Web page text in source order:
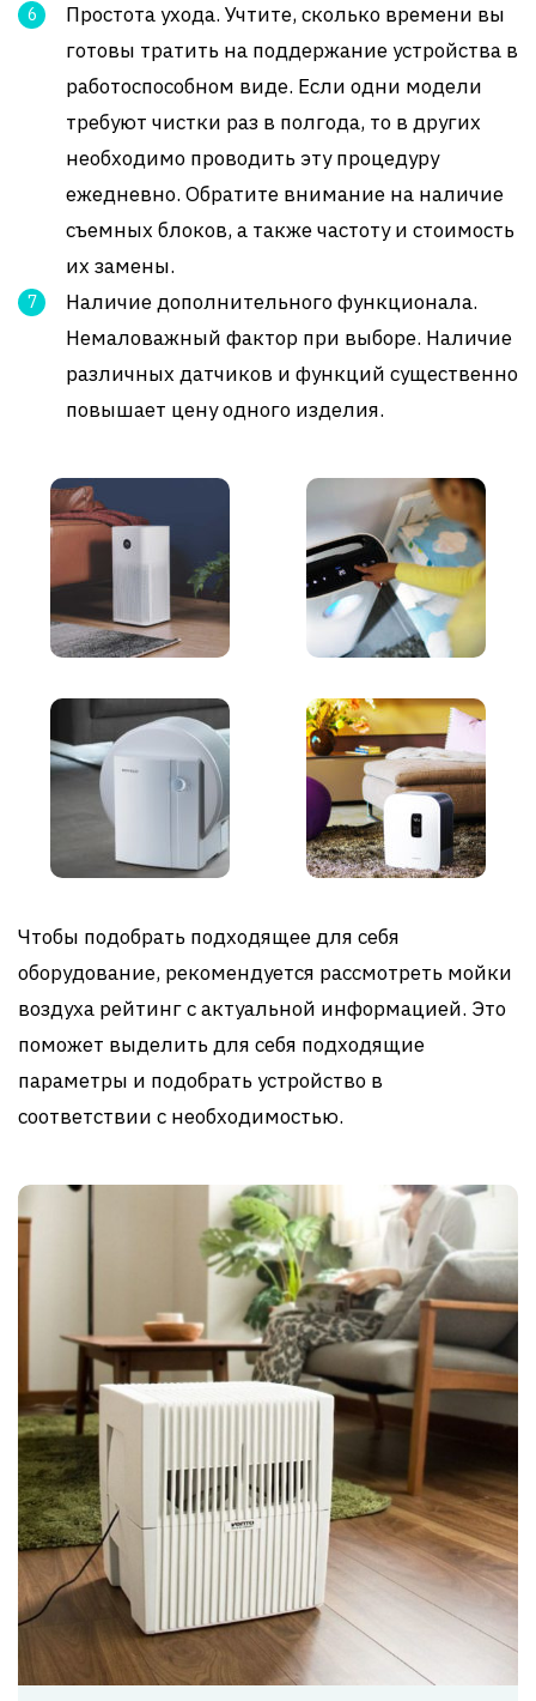
Простота ухода. Учтите, сколько времени вы
готовы тратить на поддержание устройства в
работоспособном виде. Если одни модели
требуют чистки раз в полгода, то в других
необходимо проводить эту процедуру
ежедневно. Обратите внимание на наличие
съемных блоков, а также частоту и стоимость
их замены.
Наличие дополнительного функционала.
Немаловажный фактор при выборе. Наличие
различных датчиков и функций существенно
повышает цену одного изделия.
Чтобы подобрать подходящее для себя
оборудование, рекомендуется рассмотреть мойки
воздуха рейтинг с актуальной информацией. Это
поможет выделить для себя подходящие
параметры и подобрать устройство в
соответствии с необходимостью.